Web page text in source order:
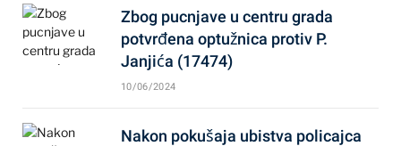
Zbog pucnjave u centru grada
potvrđena optužnica protiv P.
Janjića (17474)
10/06/2024
Nakon pokušaja ubistva policajca